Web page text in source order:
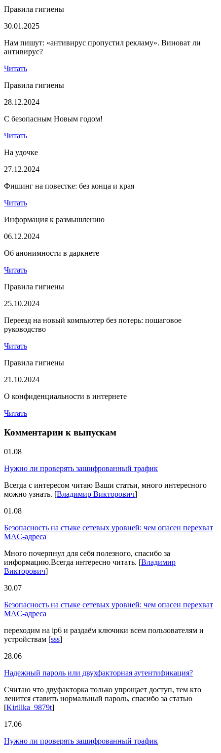
Правила гигиены
30.01.2025
Нам пишут: «антивирус пропустил рекламу». Виноват ли
антивирус?
Читать
Правила гигиены
28.12.2024
С безопасным Новым годом!
Читать
На удочке
27.12.2024
Фишинг на повестке: без конца и края
Читать
Информация к размышлению
06.12.2024
Об анонимности в даркнете
Читать
Правила гигиены
25.10.2024
Переезд на новый компьютер без потерь: пошаговое
руководство
Читать
Правила гигиены
21.10.2024
О конфиденциальности в интернете
Читать
Комментарии к выпускам
01.08
Нужно ли проверять зашифрованный трафик
Всегда с интересом читаю Ваши статьи, много интересного
можно узнать. [Владимир Викторович]
01.08
Безопасность на стыке сетевых уровней: чем опасен перехват
MAC-адреса
Много почерпнул для себя полезного, спасибо за
информацию.Всегда интересно читать. [Владимир
Викторович]
30.07
Безопасность на стыке сетевых уровней: чем опасен перехват
MAC-адреса
переходим на ip6 и раздаём ключики всем пользователям и
устройствам [sss]
28.06
Надежный пароль или двухфакторная аутентификация?
Считаю что двуфакторка только упрощает доступ, тем кто
ленится ставить нормальный пароль, спасибо за статью
[Kirillka_9879t]
17.06
Нужно ли проверять зашифрованный трафик